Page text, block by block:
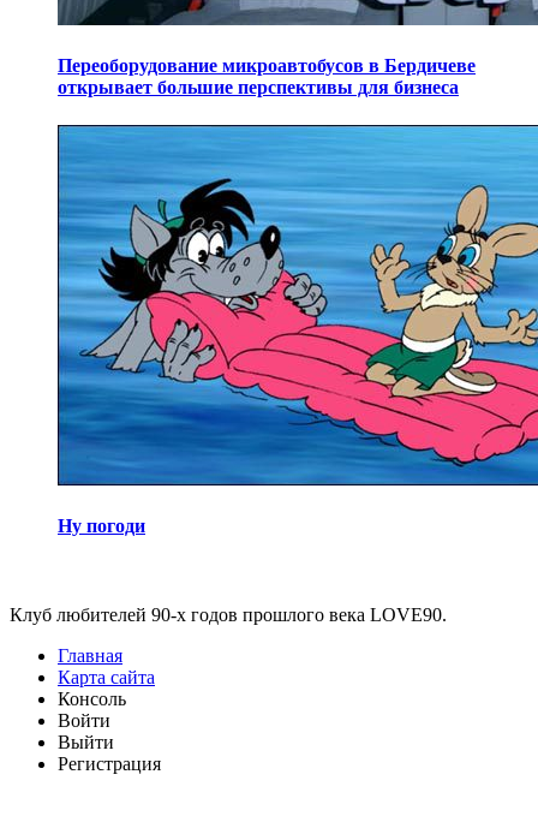
Переоборудование микроавтобусов в Бердичеве
открывает большие перспективы для бизнеса
Ну погоди
Клуб любителей 90-х годов прошлого века LOVE90.
Главная
Карта сайта
Консоль
Войти
Выйти
Регистрация